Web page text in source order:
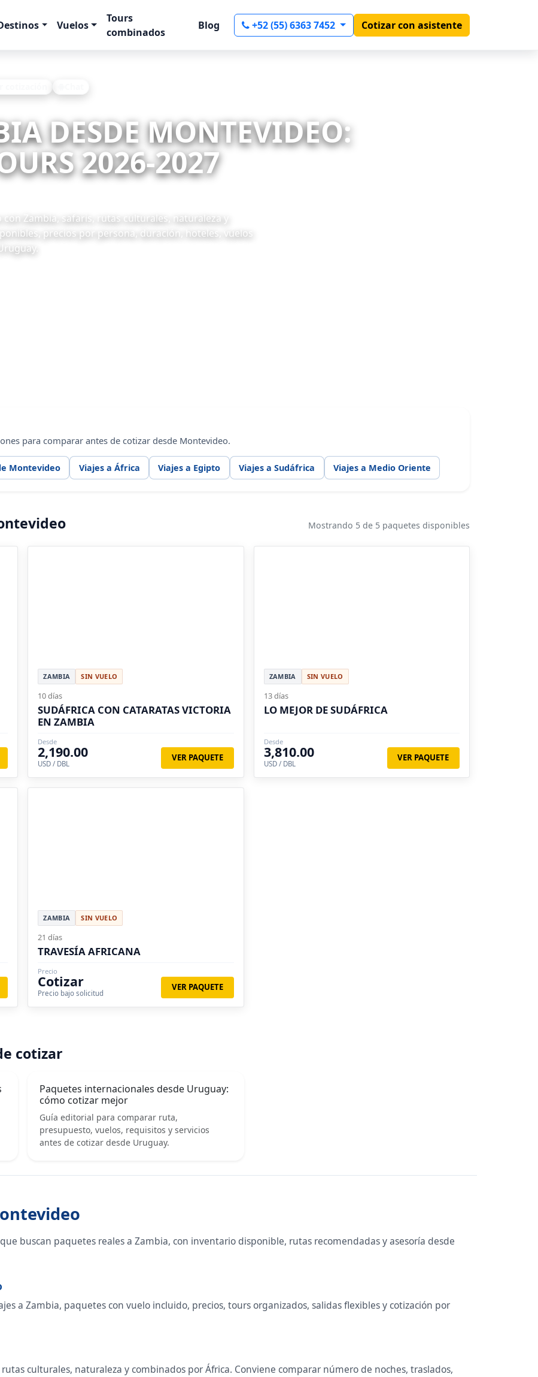
Vuelos
Tours
combinados
Blog +52 (55) 6363 7452 Cotizar con asistente
DESDE MONTEVIDEO:
2026-2027
Zambia, safaris, rutas culturales, naturaleza y
precios por persona, duración, hoteles, vuelos
para comparar antes de cotizar desde Montevideo.
Montevideo Viajes a África Viajes a Egipto Viajes a Sudáfrica Viajes a Medio Oriente
Mostrando 5 de 5 paquetes disponibles
ZAMBIA SIN VUELO
10 días
SUDÁFRICA CON CATARATAS VICTORIA
EN ZAMBIA
Desde
2,190.00
USD / DBL
VER PAQUETE
ZAMBIA SIN VUELO
13 días
LO MEJOR DE SUDÁFRICA
Desde
3,810.00
USD / DBL
VER PAQUETE
ZAMBIA SIN VUELO
21 días
TRAVESÍA AFRICANA
Precio
Cotizar
Precio bajo solicitud
VER PAQUETE
cotizar
Paquetes internacionales desde Uruguay:
cómo cotizar mejor
Guía editorial para comparar ruta,
presupuesto, vuelos, requisitos y servicios
antes de cotizar desde Uruguay.
buscan paquetes reales a Zambia, con inventario disponible, rutas recomendadas y asesoría desde
a Zambia, paquetes con vuelo incluido, precios, tours organizados, salidas flexibles y cotización por
culturales, naturaleza y combinados por África. Conviene comparar número de noches, traslados,